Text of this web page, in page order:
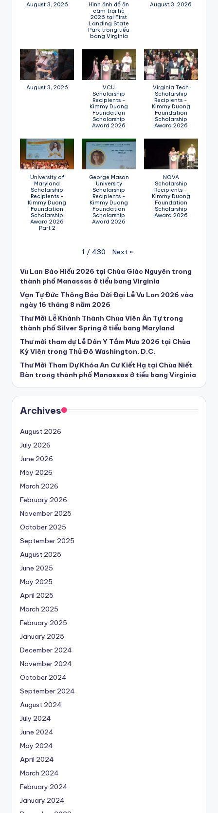
August 3, 2026
Hình ảnh đổ ăn
câm trại hè
2026 tại First
Landing State
Park trong tiểu
bang Virginia
August 3, 2026
August 3, 2026
VCU
Scholarship
Recipients -
Kimmy Duong
Foundation
Scholarship
Award 2026
Virginia Tech
Scholarship
Recipients -
Kimmy Duong
Foundation
Scholarship
Award 2026
University of
Maryland
Scholarship
Recipients -
Kimmy Duong
Foundation
Scholarship
Award 2026
Part 2
George Mason
University
Scholarship
Recipients -
Kimmy Duong
Foundation
Scholarship
Award 2026
NOVA
Scholarship
Recipients -
Kimmy Duong
Foundation
Scholarship
Award 2026
1 / 430 Next »
Vu Lan Báo Hiếu 2026 tại Chùa Giác Nguyên trong
thành phố Manassas ở tiểu bang Virginia
Vạn Tự Đức Thông Báo Dời Đại Lễ Vu Lan 2026 vào
ngày 16 tháng 8 năm 2026
Thư Mời Lễ Khánh Thành Chùa Viên Ân Tự trong
thành phố Silver Spring ở tiểu bang Maryland
Thư mời tham dự Lễ Dân Y Tắm Mưa 2026 tại Chùa
Kỳ Viên trong Thủ Đô Washington, D.C.
Thư Mời Tham Dự Khóa An Cư Kiết Hạ tại Chùa Niết
Bàn trong thành phố Manassas ở tiểu bang Virginia
Archives
August 2026
July 2026
June 2026
May 2026
March 2026
February 2026
November 2025
October 2025
September 2025
August 2025
June 2025
May 2025
April 2025
March 2025
February 2025
January 2025
December 2024
November 2024
October 2024
September 2024
August 2024
July 2024
June 2024
May 2024
April 2024
March 2024
February 2024
January 2024